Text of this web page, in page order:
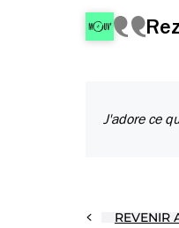
J'adore ce
REVENIR